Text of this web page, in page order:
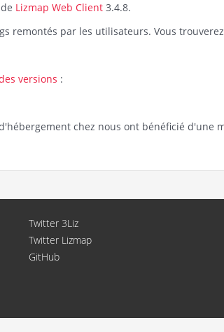
Lizmap Web Client 3.4.8.
remontés par les utilisateurs. Vous
versions :
chez nous ont bénéficié d'une
Twitter 3Liz
Twitter Lizmap
GitHub